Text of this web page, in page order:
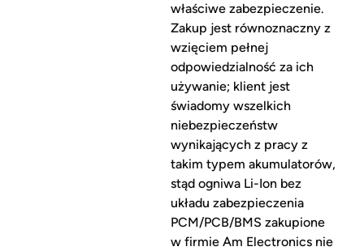
właściwe zabezpieczenie.
Zakup jest równoznaczny z
wzięciem pełnej
odpowiedzialność za ich
używanie; klient jest
świadomy wszelkich
niebezpieczeństw
wynikających z pracy z
takim typem akumulatorów,
stąd ogniwa Li-Ion bez
układu zabezpieczenia
PCM/PCB/BMS zakupione
w firmie Am Electronics nie